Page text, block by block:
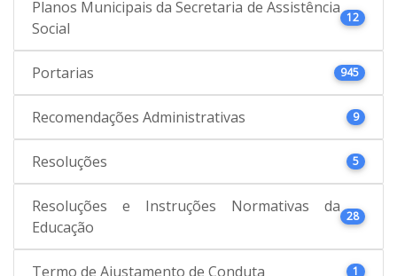
Planos Municipais da Secretaria de Assistência
Social
12
Portarias 945
Recomendações Administrativas 9
Resoluções 5
Resoluções e Instruções Normativas da
Educação
28
Termo de Ajustamento de Conduta 1